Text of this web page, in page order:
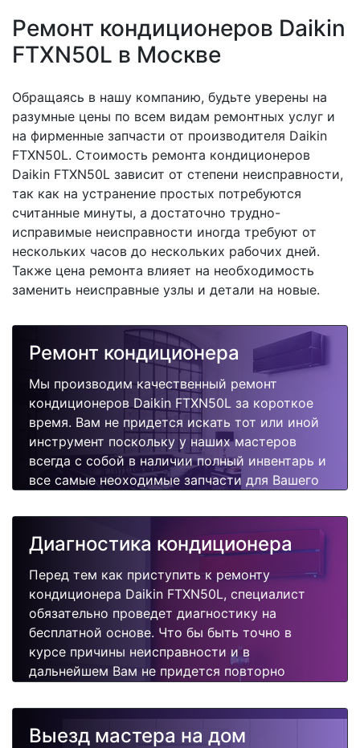
Ремонт кондиционеров Daikin
FTXN50L в Москве
Обращаясь в нашу компанию, будьте уверены на
разумные цены по всем видам ремонтных услуг и
на фирменные запчасти от производителя Daikin
FTXN50L. Стоимость ремонта кондиционеров
Daikin FTXN50L зависит от степени неисправности,
так как на устранение простых потребуются
считанные минуты, а достаточно трудно-
исправимые неисправности иногда требуют от
нескольких часов до нескольких рабочих дней.
Также цена ремонта влияет на необходимость
заменить неисправные узлы и детали на новые.
Ремонт кондиционера
Мы производим качественный ремонт
кондиционеров Daikin FTXN50L за короткое
время. Вам не придется искать тот или иной
инструмент поскольку у наших мастеров
всегда с собой в наличии полный инвентарь и
все самые неоходимые запчасти для Вашего
качественно и недорого.
Диагностика кондиционера
Перед тем как приступить к ремонту
кондиционера Daikin FTXN50L, специалист
обязательно проведет диагностику на
бесплатной основе. Что бы быть точно в
курсе причины неисправности и в
дальнейшем Вам не придется повторно
поломок.
Выезд мастера на дом